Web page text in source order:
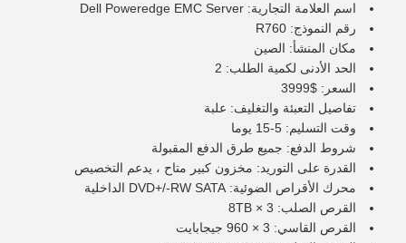
اسم العلامة التجارية: Dell Poweredge EMC Server
رقم النموذج: R760
مكان المنشأ: الصين
الحد الأدنى لكمية الطلب: 2
السعر: $3999
تفاصيل التعبئة والتغليف: علبة
وقت التسليم: 5-15 يوما
شروط الدفع: جميع طرق الدفع المقبولة
القدرة على التوريد: مخزون كبير متاح ، يدعم التخصيص
محرك الأقراص الضوئية: DVD+/-RW SATA الداخلية
القرص الصلب: 3 × 8TB
القرص القاسي: 3 × 960 جيجابايت